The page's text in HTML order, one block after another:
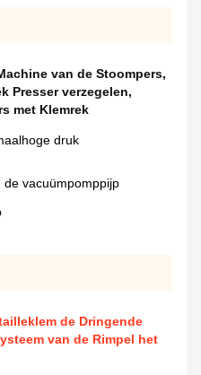
van de Stoompers,
Presser verzegelen,
met Klemrek
druk
de vacuümpomppijp
de Dringende
van de Rimpel het